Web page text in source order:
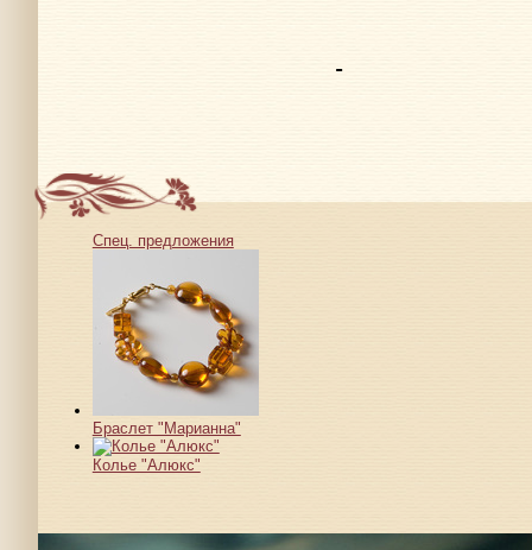
Спец. предложения
Браслет "Марианна"
Колье "Алюкс"